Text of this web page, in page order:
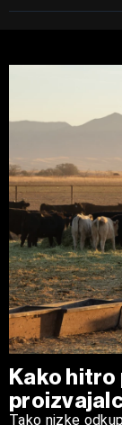
Kako hitro
Tako nizke